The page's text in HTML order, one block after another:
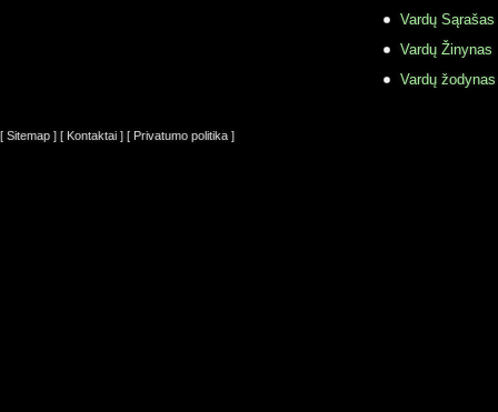
Vardų Sąrašas
Vardų Žinynas
Vardų
[ Sitemap ] [ Kontaktai ] [ Privatumo politika ]